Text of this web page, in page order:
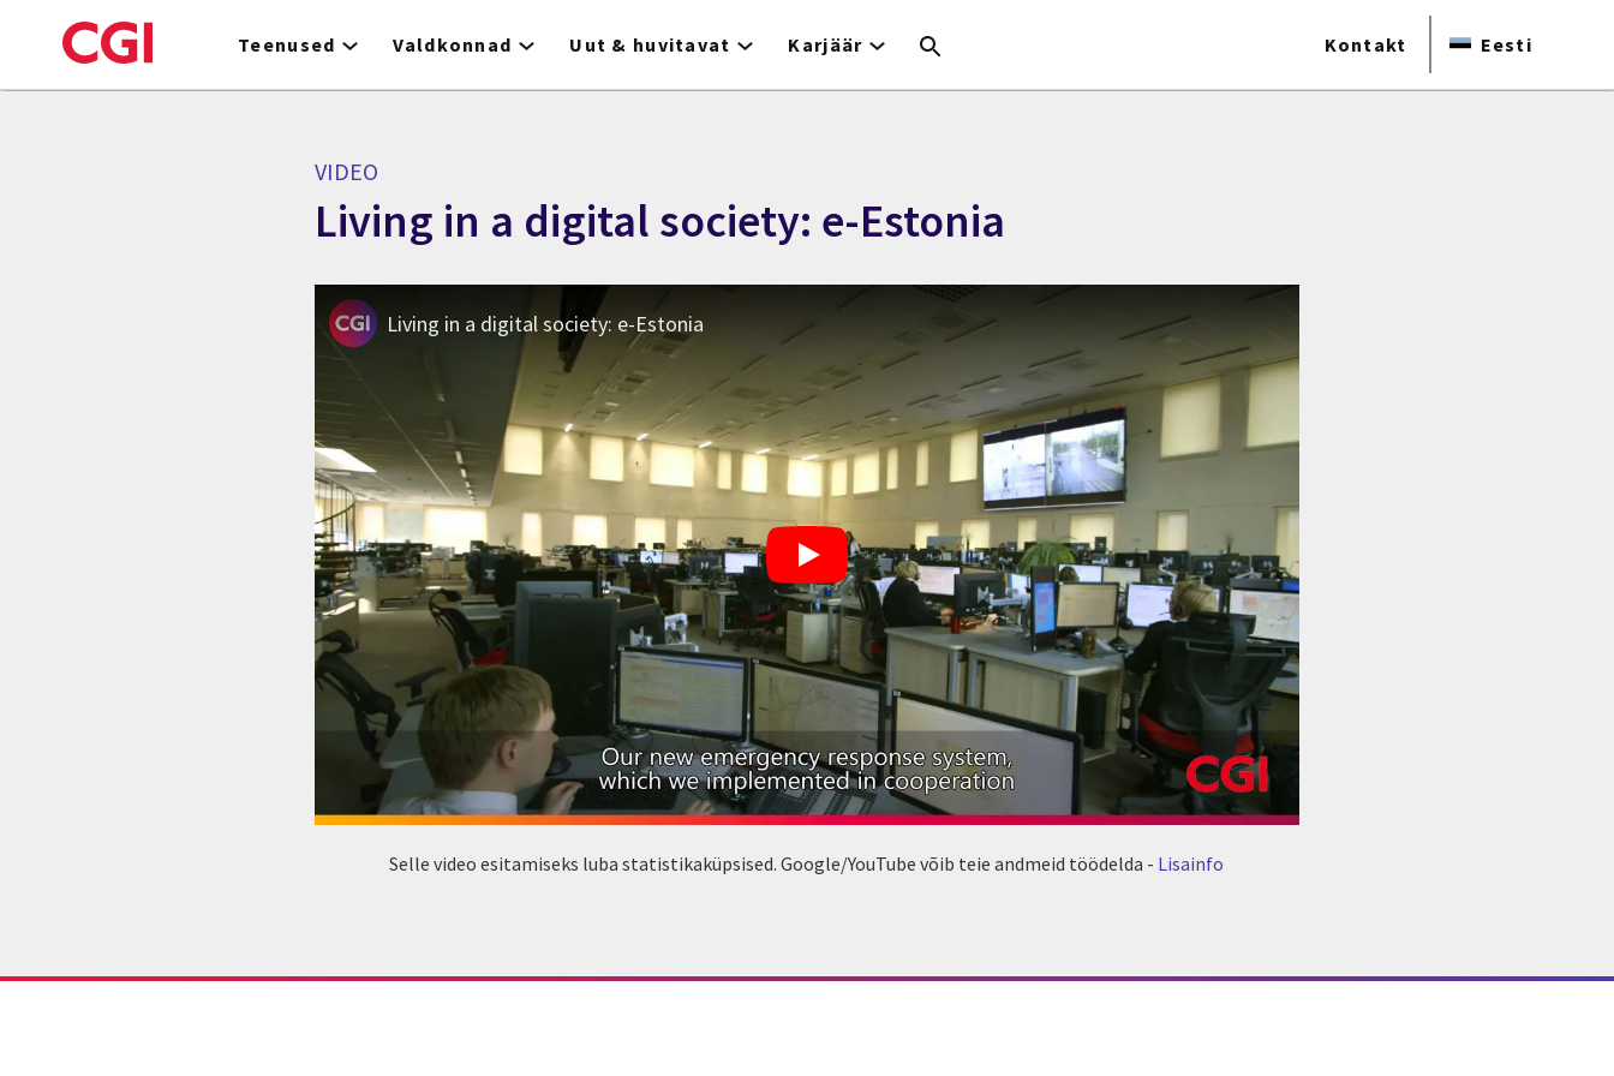
to
Teenused Valdkonnad Uut & huvitavat Karjäär Kontakt Eesti
VIDEO
Living in a digital society: e-Estonia
Living in a digital society: e-Estonia
Selle video esitamiseks luba statistikaküpsised. Google/YouTube võib teie andmeid töödelda - Lisainfo